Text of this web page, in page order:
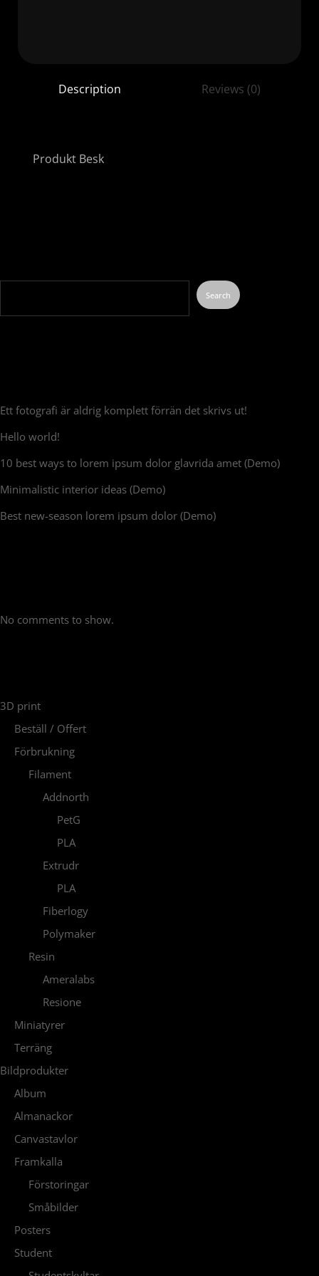
Description Reviews (0)
Produkt Besk
Search
Ett fotografi är aldrig komplett förrän det skrivs ut!
Hello world!
10 best ways to lorem ipsum dolor glavrida amet (Demo)
Minimalistic interior ideas (Demo)
Best new-season lorem ipsum dolor (Demo)
No comments to show.
3D print
Beställ / Offert
Förbrukning
Filament
Addnorth
PetG
PLA
Extrudr
PLA
Fiberlogy
Polymaker
Resin
Ameralabs
Resione
Miniatyrer
Terräng
Bildprodukter
Album
Almanackor
Canvastavlor
Framkalla
Förstoringar
Småbilder
Posters
Student